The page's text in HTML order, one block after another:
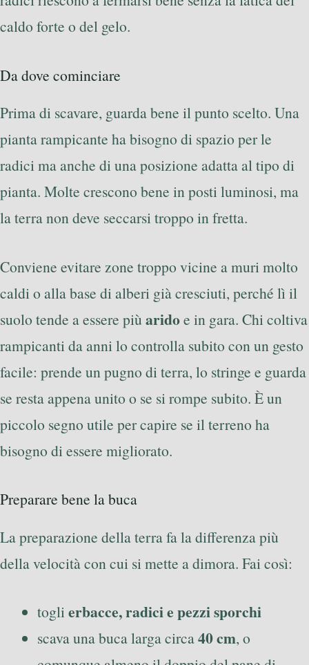
caldo forte o del gelo.
Da dove cominciare
Prima di scavare, guarda bene il punto scelto. Una
pianta rampicante ha bisogno di spazio per le
radici ma anche di una posizione adatta al tipo di
pianta. Molte crescono bene in posti luminosi, ma
la terra non deve seccarsi troppo in fretta.
Conviene evitare zone troppo vicine a muri molto
caldi o alla base di alberi già cresciuti, perché lì il
suolo tende a essere più aridoe in gara. Chi coltiva
rampicanti da anni lo controlla subito con un gesto
facile: prende un pugno di terra, lo stringe e guarda
se resta appena unito o se si rompe subito. È un
piccolo segno utile per capire se il terreno ha
bisogno di essere migliorato.
Preparare bene la buca
La preparazione della terra fa la differenza più
della velocità con cui si mette a dimora. Fai così:
toglierbacce, radici e pezzi sporchi
scava una buca larga circa40 cm, o